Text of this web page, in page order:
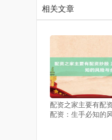
相关文章
配资之家主要有配
配资：生手必知的